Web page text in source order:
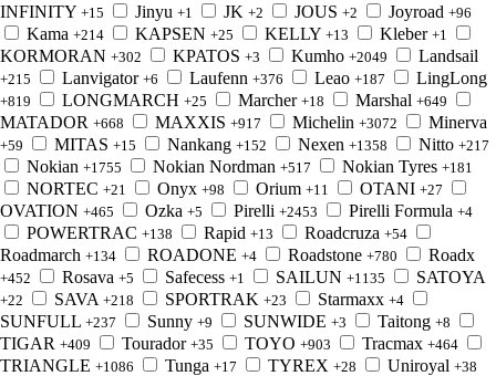
INFINITY +15 Jinyu +1 JK +2 JOUS +2 Joyroad +96
Kama +214 KAPSEN +25 KELLY +13 Kleber +1
KORMORAN +302 KPATOS +3 Kumho +2049 Landsail
+215 Lanvigator +6 Laufenn +376 Leao +187 LingLong
+819 LONGMARCH +25 Marcher +18 Marshal +649
MATADOR +668 MAXXIS +917 Michelin +3072 Minerva
+59 MITAS +15 Nankang +152 Nexen +1358 Nitto +217
Nokian +1755 Nokian Nordman +517 Nokian Tyres +181
NORTEC +21 Onyx +98 Orium +11 OTANI +27
OVATION +465 Ozka +5 Pirelli +2453 Pirelli Formula +4
POWERTRAC +138 Rapid +13 Roadcruza +54
Roadmarch +134 ROADONE +4 Roadstone +780 Roadx
+452 Rosava +5 Safecess +1 SAILUN +1135 SATOYA
+22 SAVA +218 SPORTRAK +23 Starmaxx +4
SUNFULL +237 Sunny +9 SUNWIDE +3 Taitong +8
TIGAR +409 Tourador +35 TOYO +903 Tracmax +464
TRIANGLE +1086 Tunga +17 TYREX +28 Uniroyal +38